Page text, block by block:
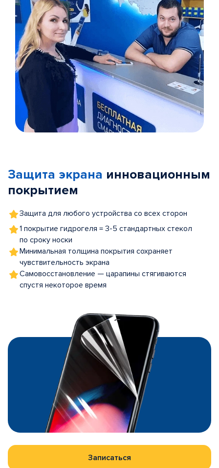
5
Защита экрана инновационным
покрытием
Защита для любого устройства со всех сторон
1 покрытие гидрогеля = 3-5 стандартных стекол
по сроку носки
Минимальная толщина покрытия сохраняет
чувствительность экрана
Самовосстановление — царапины стягиваются
спустя некоторое время
Записаться